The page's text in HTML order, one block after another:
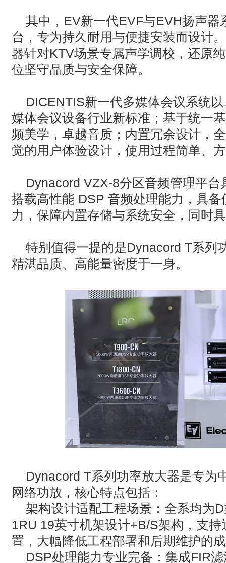
其中，EV新一代EVF与EVH扬声器
台，专为持久耐用与便捷安装而设计
器针对KTV场景专属声学调校，还原
位坚守品质与安全保障。
DICENTIS新一代多媒体会议系统
媒体会议设备行业新标准；基于统一
频美学，卓越音质；内置冗余设计，
觉的用户体验设计，使用过程简单、
Dynacord VZX-8分区音频管理平台
搭载高性能 DSP 音频处理能力，具
力，保障内置存储与系统安全，同时
特别值得一提的是Dynacord T系列
精湛品质、高能量密度于一身。
Dynacord T系列功率放大器是专为
网络功放，核心特点包括‌：
‌架构设计适配工程场景‌：全系均为D
1RU 19英寸机架设计+B/S架构，支持
置，大幅降低工程部署和后期维护的
DSP处理能力专业完备‌：集成FIR